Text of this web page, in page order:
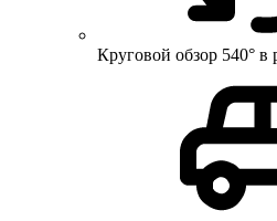
Круговой обзор 540°